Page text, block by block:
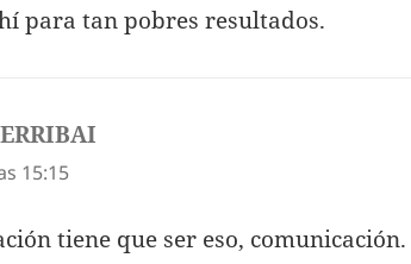
para tan pobres resultados.
15:15
tiene que ser eso, comunicación.